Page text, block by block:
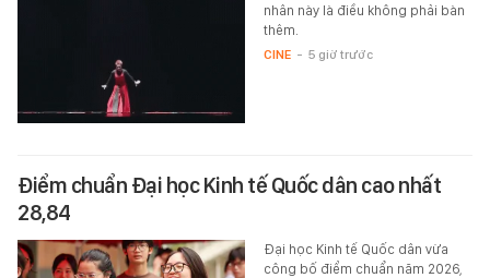
nhân này là điều không phải bàn
thêm.
CINE - 5 giờ trước
Điểm chuẩn Đại học Kinh tế Quốc dân cao nhất
28,84
Đại học Kinh tế Quốc dân vừa
công bố điểm chuẩn năm 2026,